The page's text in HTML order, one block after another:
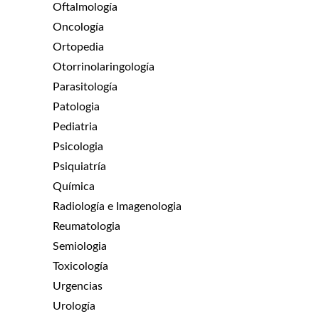
Oftalmología
Oncología
Ortopedia
Otorrinolaringología
Parasitología
Patologia
Pediatria
Psicologia
Psiquiatría
Química
Radiología e Imagenologia
Reumatologia
Semiologia
Toxicología
Urgencias
Urología